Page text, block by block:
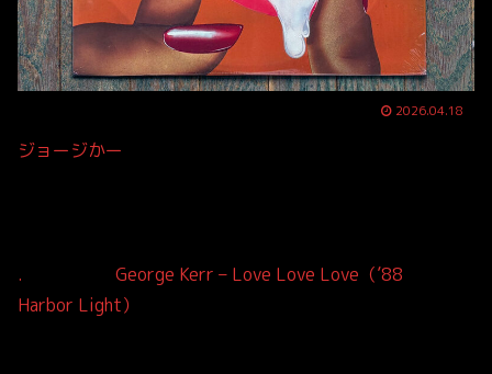
2026.04.18
ジョージかー
. George Kerr – Love Love Love（’88
Harbor Light）